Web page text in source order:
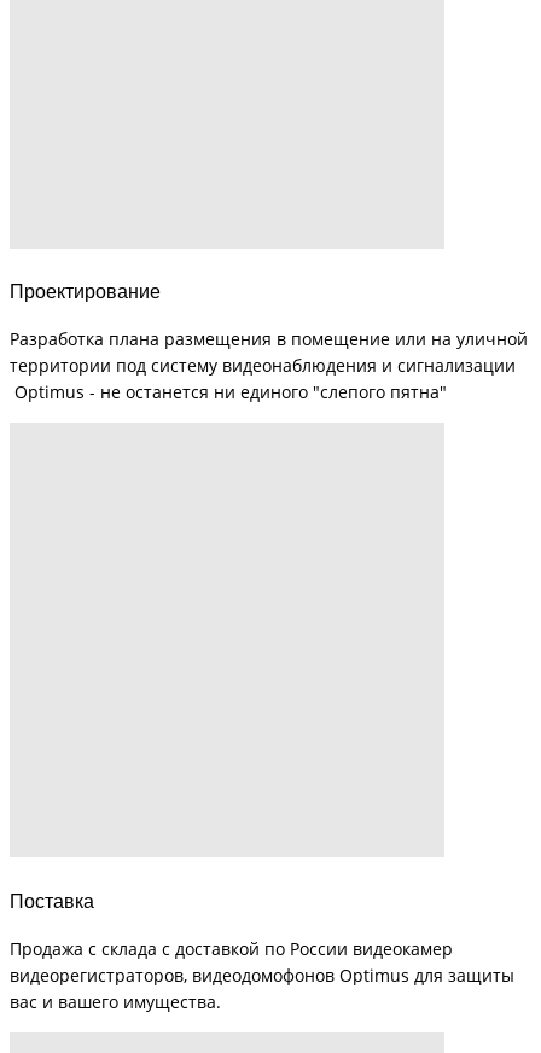
Проектирование
Разработка плана размещения в помещение или на уличной
территории под систему видеонаблюдения и сигнализации
Optimus - не останется ни единого "слепого пятна"
Поставка
Продажа с склада с доставкой по России видеокамер
видеорегистраторов, видеодомофонов Optimus для защиты
вас и вашего имущества.